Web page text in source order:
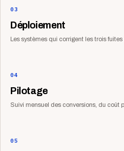
03
Déploiement
Les systèmes qui corrigent les trois
04
Pilotage
Suivi mensuel des conversions, du coût
05